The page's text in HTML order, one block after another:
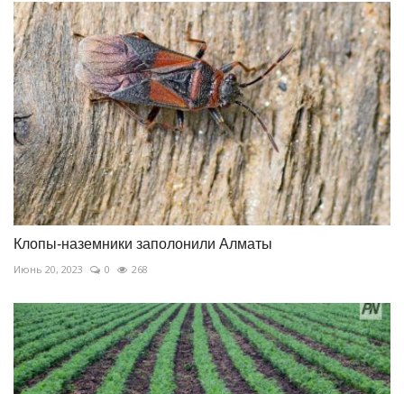
Клопы-наземники заполонили Алматы
Июнь 20, 2023 0 268